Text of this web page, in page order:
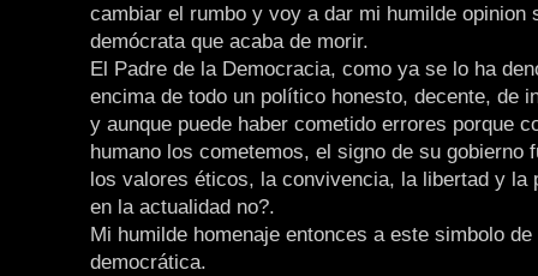
cambiar el rumbo y voy a dar mi humilde opinion
demócrata que acaba de morir.
El Padre de la Democracia, como ya se lo ha
encima de todo un político honesto, decente, de
y aunque puede haber cometido errores porque
humano los cometemos, el signo de su gobierno
los valores éticos, la convivencia, la libertad y la
en la actualidad no?.
Mi humilde homenaje entonces a este simbolo
democrática.